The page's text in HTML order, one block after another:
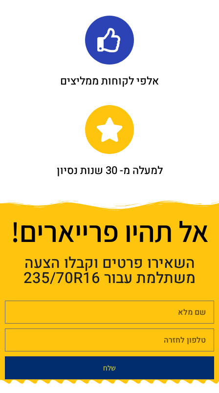
אלפי לקוחות ממליצים
למעלה מ- 30 שנות נסיון
אל תהיו פרייארים!
השאירו פרטים וקבלו הצעה
משתלמת עבור 235/70R16
שלח